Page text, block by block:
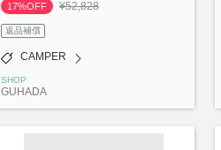
17%OFF
¥52,828
返品補償
CAMPER
SHOP
GUHADA